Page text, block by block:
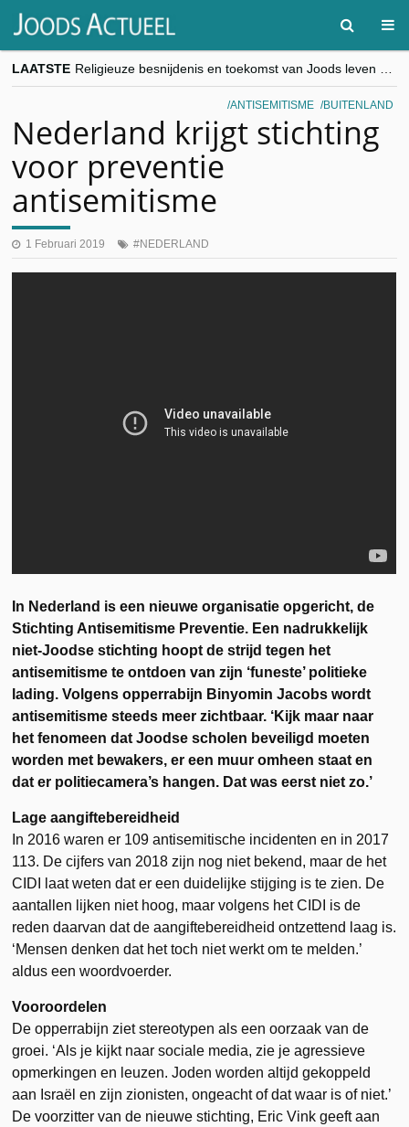
LAATSTE
“Besnijdenisdebat toont hoe moeilijk seculiere Westen minderheden begrijpt”, Jinnih Beels (Vooruit)
CITYTRIP | ROEMENIË – Boekarest: de verrassing van Oost-Europa
ANTISEMITISME BUITENLAND
Nederland krijgt stichting
voor preventie
antisemitisme
1 Februari 2019 NEDERLAND
In Nederland is een nieuwe organisatie opgericht, de
Stichting Antisemitisme Preventie. Een nadrukkelijk
niet-Joodse stichting hoopt de strijd tegen het
antisemitisme te ontdoen van zijn ‘funeste’ politieke
lading. Volgens opperrabijn Binyomin Jacobs wordt
antisemitisme steeds meer zichtbaar. ‘Kijk maar naar
het fenomeen dat Joodse scholen beveiligd moeten
worden met bewakers, er een muur omheen staat en
dat er politiecamera’s hangen. Dat was eerst niet zo.’
Lage aangiftebereidheid
In 2016 waren er 109 antisemitische incidenten en in 2017
113. De cijfers van 2018 zijn nog niet bekend, maar de het
CIDI laat weten dat er een duidelijke stijging is te zien. De
aantallen lijken niet hoog, maar volgens het CIDI is de
reden daarvan dat de aangiftebereidheid ontzettend laag is.
‘Mensen denken dat het toch niet werkt om te melden.’
aldus een woordvoerder.
Vooroordelen
De opperrabijn ziet stereotypen als een oorzaak van de
groei. ‘Als je kijkt naar sociale media, zie je agressieve
opmerkingen en leuzen. Joden worden altijd gekoppeld
aan Israël en zijn zionisten, ongeacht of dat waar is of niet.’
De voorzitter van de nieuwe stichting, Eric Vink geeft aan